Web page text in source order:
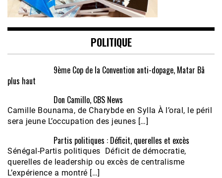
POLITIQUE
9ème Cop de la Convention anti-dopage, Matar Bâ
plus haut
Don Camillo, CBS News
Camille Bounama, de Charybde en Sylla À l’oral, le péril
sera jeune L’occupation des jeunes […]
Partis politiques : Déficit, querelles et excès
Sénégal-Partis politiques Déficit de démocratie,
querelles de leadership ou excès de centralisme
L’expérience a montré […]